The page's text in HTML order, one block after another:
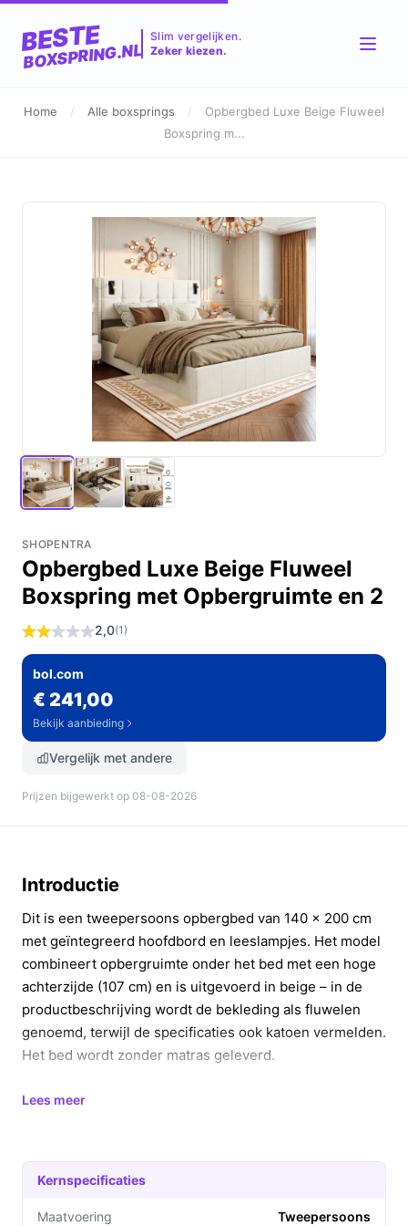
BESTE
BOXSPRING.NL
Slim vergelijken.
Zeker kiezen.
Home / Alle boxsprings /
Opbergbed Luxe Beige Fluweel
Boxspring m...
SHOPENTRA
Opbergbed Luxe Beige Fluweel
Boxspring met Opbergruimte en 2
2,0(1)
bol.com
€ 241,00
Bekijk aanbieding
Vergelijk met andere
Prijzen bijgewerkt op 08-08-2026
Introductie
Dit is een tweepersoons opbergbed van 140 x 200 cm
met geïntegreerd hoofdbord en leeslampjes. Het model
combineert opbergruimte onder het bed met een hoge
achterzijde (107 cm) en is uitgevoerd in beige – in de
productbeschrijving wordt de bekleding als fluwelen
genoemd, terwijl de specificaties ook katoen vermelden.
Het bed wordt zonder matras geleverd.
In 20 seconden beslissen
hoofdbord, inclusief 2 leeslampjes.
model heeft geen verstelmechanisme.
Lees meer
Kernspecificaties
Maatvoering Tweepersoons